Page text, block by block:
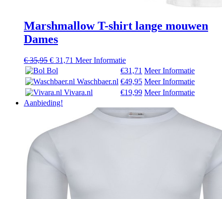
Marshmallow T-shirt lange mouwen
Dames
€35,95 Oorspronkelijke
prijs
was:
€ 35,95.
€ 31,71 Huidige
is:
€ 31,71.
Meer Informatie
Bol
€31,71 Meer Informatie
Waschbaer.nl €49,95 Meer Informatie
Vivara.nl
€19,99 Meer Informatie
Aanbieding!